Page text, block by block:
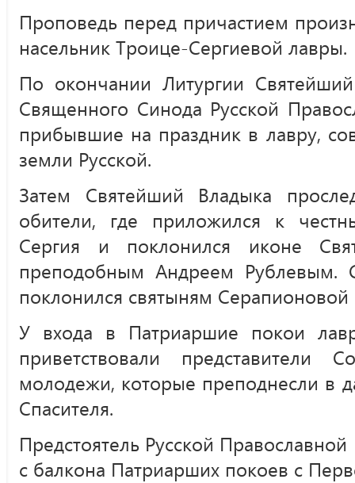
Проповедь перед причастием
насельник Троице-Сергиевой лавры.
По окончании Литургии
Священного Синода Русской
прибывшие на праздник в лавру,
земли Русской.
Затем Святейший Владыка
обители, где приложился к
Сергия и поклонился иконе
преподобным Андреем Рублевым.
поклонился святыням Серапионовой
У входа в Патриаршие покои
приветствовали представители
молодежи, которые преподнесли в
Спасителя.
Предстоятель Русской
с балкона Патриарших покоев с